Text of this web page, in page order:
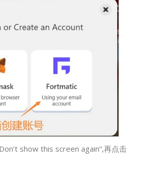
show this screen again”,再点击